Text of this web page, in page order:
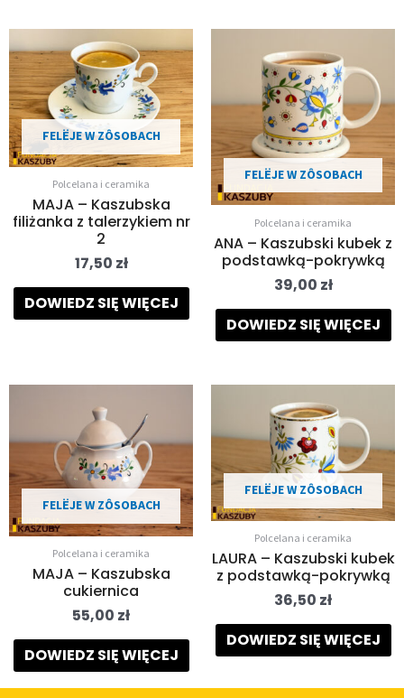
FELËJE W ZÔSOBACH
Polcelana i ceramika
MAJA – Kaszubska
filiżanka z talerzykiem nr
2
17,50 zł
DOWIEDZ SIĘ WIĘCEJ
FELËJE W ZÔSOBACH
Polcelana i ceramika
ANA – Kaszubski kubek z
podstawką-pokrywką
39,00 zł
DOWIEDZ SIĘ WIĘCEJ
FELËJE W ZÔSOBACH
Polcelana i ceramika
MAJA – Kaszubska
cukiernica
55,00 zł
DOWIEDZ SIĘ WIĘCEJ
FELËJE W ZÔSOBACH
Polcelana i ceramika
LAURA – Kaszubski kubek
z podstawką-pokrywką
36,50 zł
DOWIEDZ SIĘ WIĘCEJ